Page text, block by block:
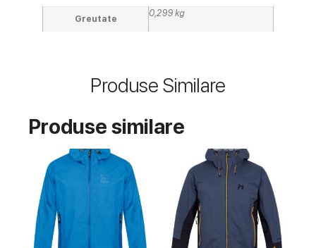
Greutate
0,299 kg
Produse Similare
Produse similare